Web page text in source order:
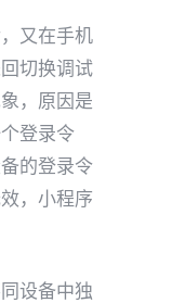
又在手机
切换调试
，原因是
登录令
的登录令
，小程序
设备中独